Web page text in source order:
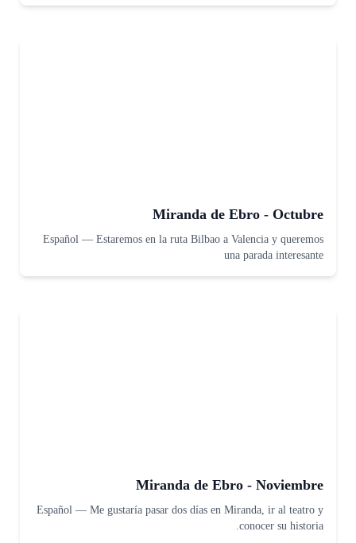
Miranda de Ebro - Octubre
Español — Estaremos en la ruta Bilbao a Valencia y queremos
una parada interesante
Miranda de Ebro - Noviembre
Español — Me gustaría pasar dos días en Miranda, ir al teatro y
conocer su historia.